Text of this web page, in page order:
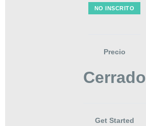
NO INSCRITO
Precio
Cerrado
Get Started